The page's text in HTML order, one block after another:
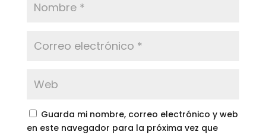
Guarda mi nombre, correo electrónico y web
en este navegador para la próxima vez que